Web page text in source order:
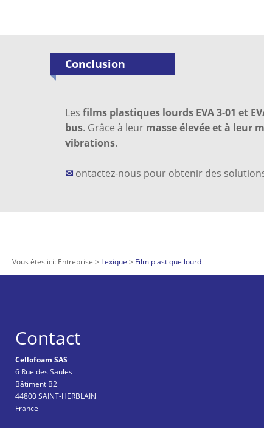
Conclusion
Les films plastiques lourds EVA 3-01 et
bus. Grâce à leur masse élevée et à leur
vibrations.
✉ ontactez-nous pour obtenir des
Vous êtes ici: Entreprise Lexique Film plastique lourd
Contact
Cellofoam SAS
6 Rue des Saules
Bâtiment B2
44800 SAINT-HERBLAIN
France